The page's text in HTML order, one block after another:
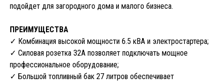
подойдет для загородного дома и малого бизнеса.
ПРЕИМУЩЕСТВА
✓ Комбинация высокой мощности 6.5 кВА и электростартера;
✓ Силовая розетка 32А позволяет подключать мощное
профессиональное оборудование;
✓ Большой топливный бак 27 литров обеспечивает